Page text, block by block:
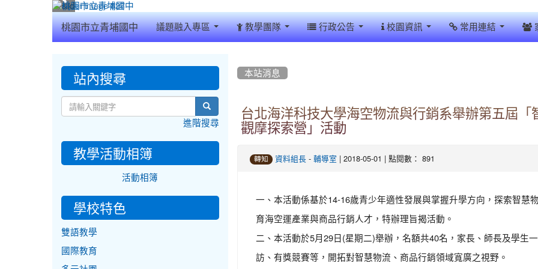
桃園市立青埔國中 議題融入專區 教學團隊 行政公告 校園資訊 常用連結
本站消息
台北海洋科技大學海空物流與行銷系舉辦第五屆
觀摩探索營」活動
轉知 資料組長- 輔導室 | 2018-05-01 | 點閱數： 891
一、本活動係基於14-16歲青少年適性發展與掌握升學方向，探索智慧
育海空運產業與商品行銷人才，特辦理旨揭活動。
二、本活動於5月29日(星期二)舉辦，名額共40名，家長、師長及學生
訪、有獎競賽等，開拓對智慧物流、商品行銷領域寬廣之視野。
::: 站內搜尋
search
進階搜尋
教學活動相簿
活動相簿
學校特色
雙語教學
國際教育